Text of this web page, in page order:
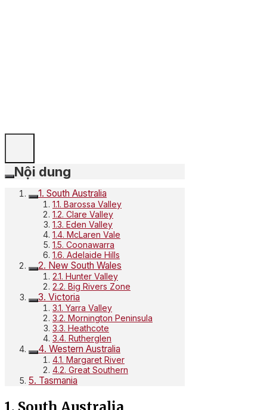
Nội dung
1. South Australia
1.1. Barossa Valley
1.2. Clare Valley
1.3. Eden Valley
1.4. McLaren Vale
1.5. Coonawarra
1.6. Adelaide Hills
2. New South Wales
2.1. Hunter Valley
2.2. Big Rivers Zone
3. Victoria
3.1. Yarra Valley
3.2. Mornington Peninsula
3.3. Heathcote
3.4. Rutherglen
4. Western Australia
4.1. Margaret River
4.2. Great Southern
5. Tasmania